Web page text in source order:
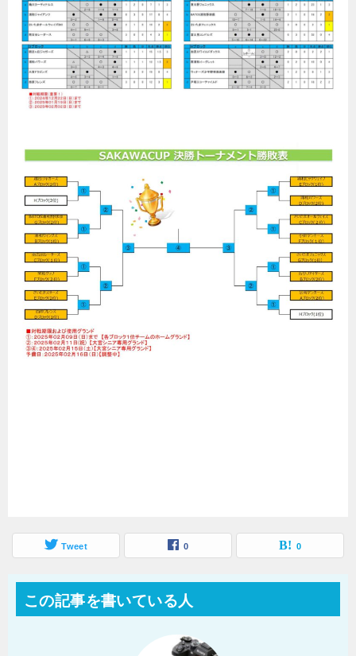
Tweet 0 0
この記事を書いている人